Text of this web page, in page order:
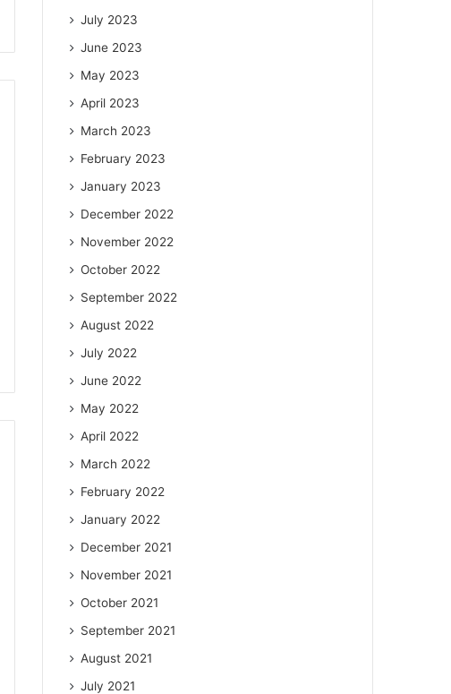
July 2023
June 2023
May 2023
April 2023
March 2023
February 2023
January 2023
December 2022
November 2022
October 2022
September 2022
August 2022
July 2022
June 2022
May 2022
April 2022
March 2022
February 2022
January 2022
December 2021
November 2021
October 2021
September 2021
August 2021
July 2021